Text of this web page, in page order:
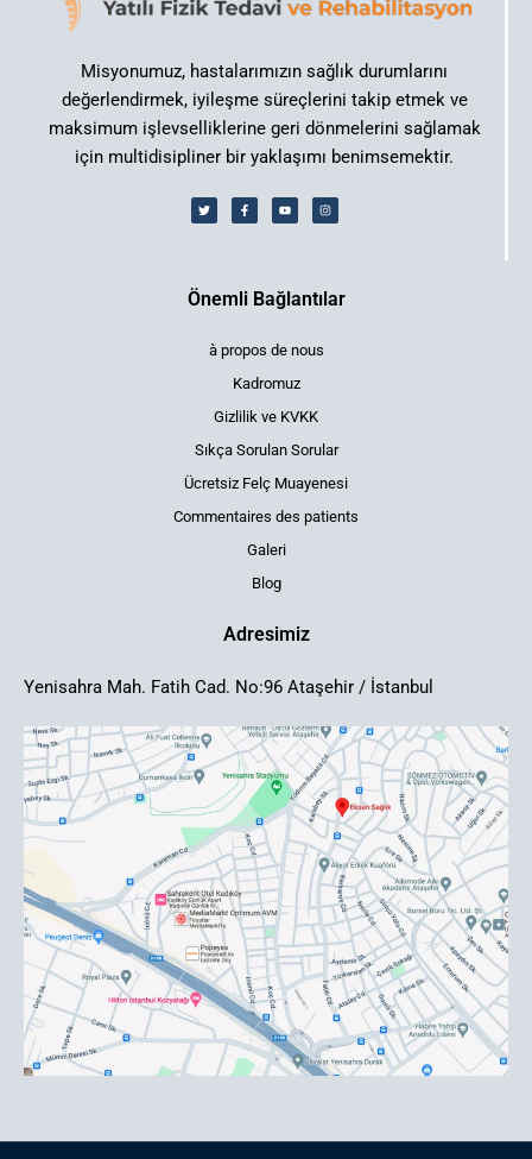
Misyonumuz, hastalarımızın sağlık durumlarını
değerlendirmek, iyileşme süreçlerini takip etmek ve
maksimum işlevselliklerine geri dönmelerini sağlamak
için multidisipliner bir yaklaşımı benimsemektir.
Önemli Bağlantılar
à propos de nous
Kadromuz
Gizlilik ve KVKK
Sıkça Sorulan Sorular
Ücretsiz Felç Muayenesi
Commentaires des patients
Galeri
Blog
Adresimiz
Yenisahra Mah. Fatih Cad. No:96 Ataşehir / İstanbul